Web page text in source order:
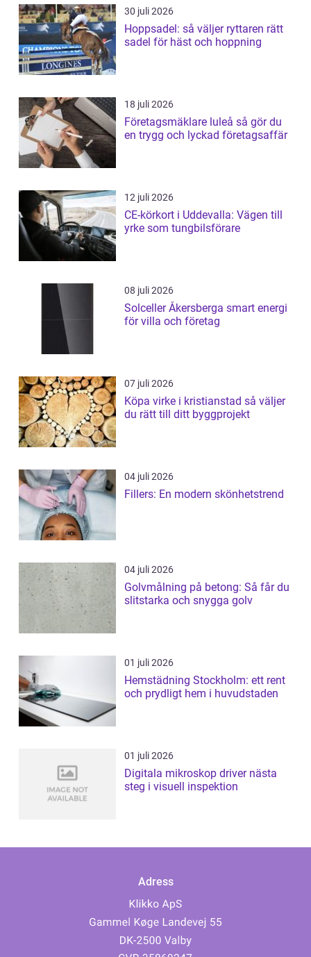
30 juli 2026
Hoppsadel: så väljer ryttaren rätt
sadel för häst och hoppning
18 juli 2026
Företagsmäklare luleå så gör du
en trygg och lyckad företagsaffär
12 juli 2026
CE-körkort i Uddevalla: Vägen till
yrke som tungbilsförare
08 juli 2026
Solceller Åkersberga smart energi
för villa och företag
07 juli 2026
Köpa virke i kristianstad så väljer
du rätt till ditt byggprojekt
04 juli 2026
Fillers: En modern skönhetstrend
04 juli 2026
Golvmålning på betong: Så får du
slitstarka och snygga golv
01 juli 2026
Hemstädning Stockholm: ett rent
och prydligt hem i huvudstaden
01 juli 2026
Digitala mikroskop driver nästa
steg i visuell inspektion
Adress